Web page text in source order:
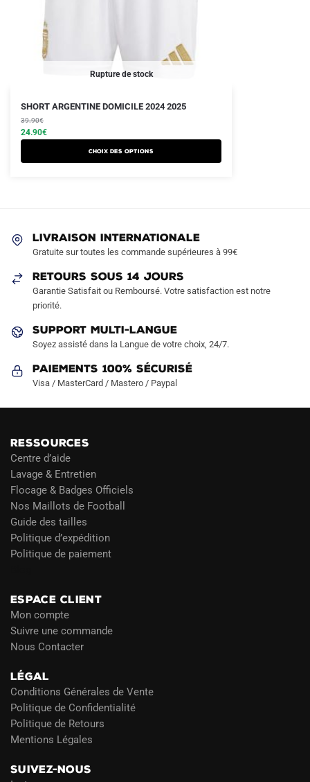
Rupture de stock
SHORT ARGENTINE DOMICILE 2024 2025
39.90€
Le
prix
initial
était :
24.90€
Le
prix
actuel
est :
Choix des options
Ce
produit
a
être
choisies
sur
page
produit
LIVRAISON INTERNATIONALE
Gratuite sur toutes les commande supérieures à 99€
RETOURS SOUS 14 JOURS
Garantie Satisfait ou Remboursé. Votre satisfaction est notre
priorité.
SUPPORT MULTI-LANGUE
Soyez assisté dans la Langue de votre choix, 24/7.
Paiements 100% Sécurisé
Visa / MasterCard / Mastero / Paypal
RESSOURCES
Centre d’aide
Lavage & Entretien
Flocage & Badges Officiels
Nos Maillots de Football
Guide des tailles
Politique d’expédition
Politique de paiement
ESPACE CLIENT
Mon compte
Suivre une commande
Nous Contacter
LÉGAL
Conditions Générales de Vente
Politique de Confidentialité
Politique de Retours
Mentions Légales
SUIVEZ-NOUS